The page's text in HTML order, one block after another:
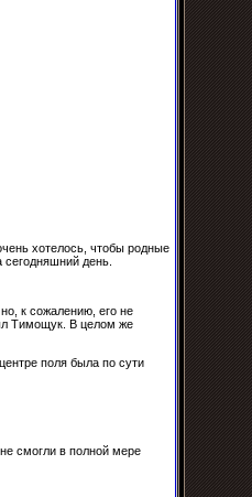
хотелось, чтобы родные
день.
к сожалению, его не
Тимощук. В целом же
поля была по сути
смогли в полной мере